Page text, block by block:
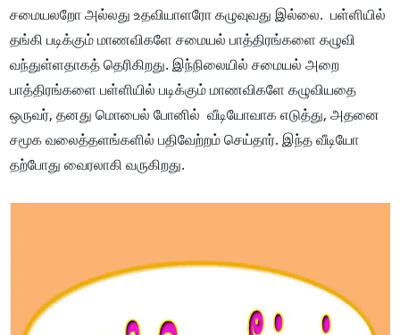
சமையலறோ அல்லது உதவியாளரோ கழுவுவது இல்லை. பள்ளியில்
தங்கி படிக்கும் மாணவிகளே சமையல் பாத்திரங்களை கழுவி
வந்துள்ளதாகத் தெரிகிறது. இந்நிலையில் சமையல் அறை
பாத்திரங்களை பள்ளியில் படிக்கும் மாணவிகளே கழுவியதை
ஒருவர், தனது மொபைல் போனில் வீடியோவாக எடுத்து, அதனை
சமூக வலைத்தளங்களில் பதிவேற்றம் செய்தார். இந்த வீடியோ
தற்போது வைரலாகி வருகிறது.